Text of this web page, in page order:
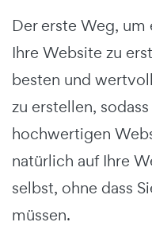
Der erste Weg,
Ihre Website zu
besten und
zu erstellen,
hochwertigen
natürlich auf Ihre
selbst, ohne dass
müssen.